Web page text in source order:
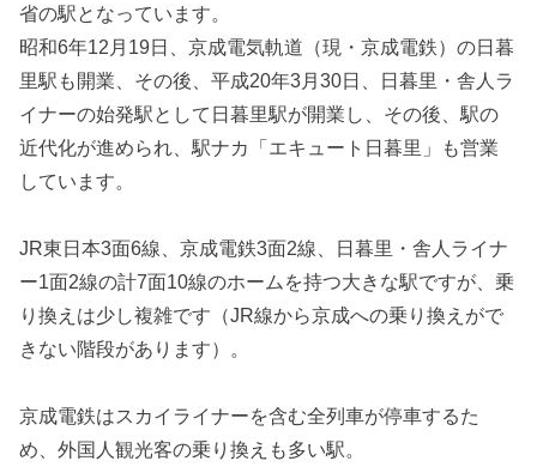
省の駅となっています。
昭和6年12月19日、京成電気軌道（現・京成電鉄）の日暮
里駅も開業、その後、平成20年3月30日、日暮里・舎人ラ
イナーの始発駅として日暮里駅が開業し、その後、駅の
近代化が進められ、駅ナカ「エキュート日暮里」も営業
しています。
JR東日本3面6線、京成電鉄3面2線、日暮里・舎人ライナ
ー1面2線の計7面10線のホームを持つ大きな駅ですが、乗
り換えは少し複雑です（JR線から京成への乗り換えがで
きない階段があります）。
京成電鉄はスカイライナーを含む全列車が停車するた
め、外国人観光客の乗り換えも多い駅。